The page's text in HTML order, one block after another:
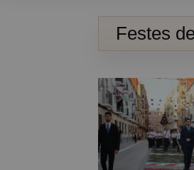
Festes